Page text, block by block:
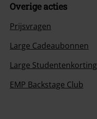
Overige acties
Prijsvragen
Large Cadeaubonnen
Large Studentenkorting
EMP Backstage Club